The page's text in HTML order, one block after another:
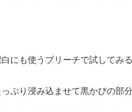
にも使うブリーチで試してみ
ぷり浸み込ませて黒かびの部